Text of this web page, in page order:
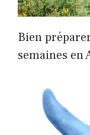
Bien
semaines en